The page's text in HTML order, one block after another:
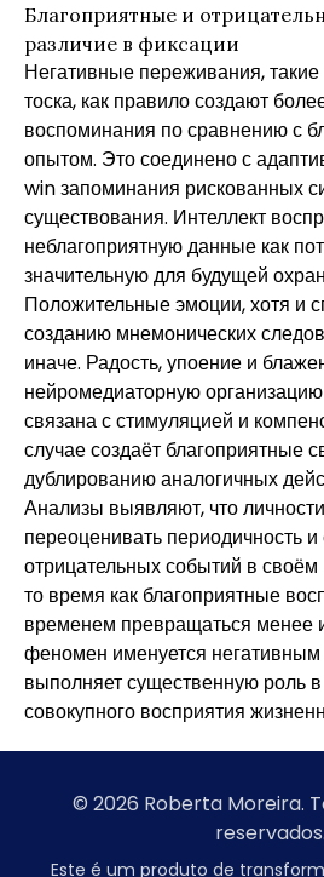
Благоприятные и
различие в фиксации
Негативные переживания, такие
тоска, как правило создают
воспоминания по сравнению с
опытом. Это соединено с
win запоминания рискованных
существования. Интеллект
неблагоприятную данные как
значительную для будущей
Положительные эмоции, хотя и
созданию мнемонических
иначе. Радость, упоение и
нейромедиаторную организацию
связана с стимуляцией и
случае создаёт благоприятные
дублированию аналогичных
Анализы выявляют, что
переоценивать периодичность и
отрицательных событий в
то время как благоприятные
временем превращаться менее
феномен именуется
выполняет существенную роль
совокупного восприятия
© 2026 Roberta Moreira.
reservados.
Este é um produto de